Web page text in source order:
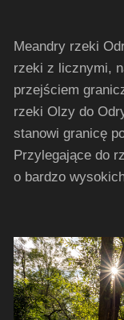
Meandry rzeki
rzeki z licznymi,
przejściem
rzeki Olzy do
stanowi granicę
Przylegające do
o bardzo